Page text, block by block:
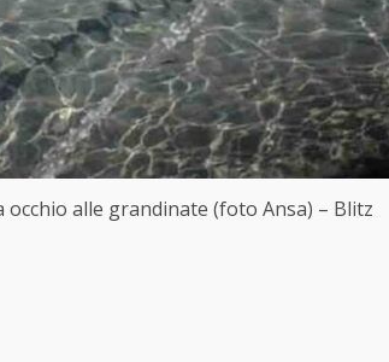
alle grandinate (foto Ansa) – Blitz